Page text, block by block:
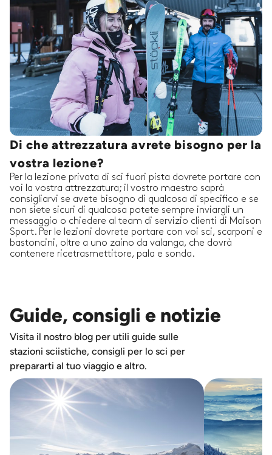
Di che attrezzatura avrete bisogno per la
vostra lezione?
Per la lezione privata di sci fuori pista dovrete portare con
voi la vostra attrezzatura; il vostro maestro saprà
consigliarvi se avete bisogno di qualcosa di specifico e se
non siete sicuri di qualcosa potete sempre inviargli un
messaggio o chiedere al team di servizio clienti di Maison
Sport. Per le lezioni dovrete portare con voi sci, scarponi e
bastoncini, oltre a uno zaino da valanga, che dovrà
contenere ricetrasmettitore, pala e sonda.
Guide, consigli e notizie
Visita il nostro blog per utili guide sulle
stazioni sciistiche, consigli per lo sci per
prepararti al tuo viaggio e altro.